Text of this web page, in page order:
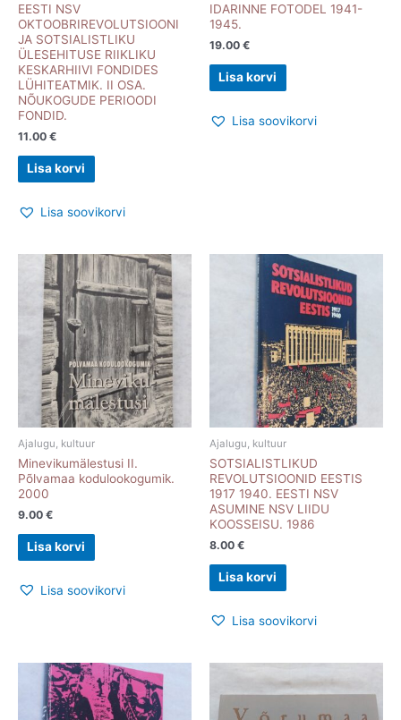
EESTI NSV
OKTOOBRIREVOLUTSIOONI
JA SOTSIALISTLIKU
ÜLESEHITUSE RIIKLIKU
KESKARHIIVI FONDIDES
LÜHITEATMIK. II OSA.
NÕUKOGUDE PERIOODI
FONDID.
11.00 €
Lisa korvi
Lisa soovikorvi
IDARINNE FOTODEL 1941-
1945.
19.00 €
Lisa korvi
Lisa soovikorvi
Ajalugu, kultuur
Minevikumälestusi II.
Põlvamaa kodulookogumik.
2000
9.00 €
Lisa korvi
Lisa soovikorvi
Ajalugu, kultuur
SOTSIALISTLIKUD
REVOLUTSIOONID EESTIS
1917 1940. EESTI NSV
ASUMINE NSV LIIDU
KOOSSEISU. 1986
8.00 €
Lisa korvi
Lisa soovikorvi